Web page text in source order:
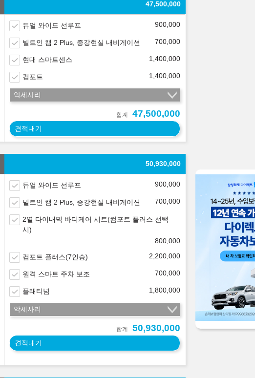
47,500,000
듀얼 와이드 선루프 900,000
빌트인 캠 2 Plus, 증강현실 내비게이션 700,000
현대 스마트센스 1,400,000
컴포트 1,400,000
악세사리
합계 47,500,000
견적내기
50,930,000
듀얼 와이드 선루프 900,000
빌트인 캠 2 Plus, 증강현실 내비게이션 700,000
2열 다이내믹 바디케어 시트(컴포트 플러스 선택
시)
800,000
컴포트 플러스(7인승) 2,200,000
원격 스마트 주차 보조 700,000
플래티넘 1,800,000
악세사리
합계 50,930,000
견적내기